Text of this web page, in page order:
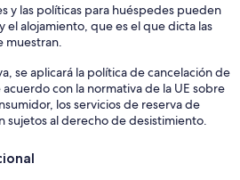
y las políticas para huéspedes pueden
el alojamiento, que es el que dicta las
muestran.
se aplicará la política de cancelación de
con la normativa de la UE sobre
los servicios de reserva de
sujetos al derecho de desistimiento.